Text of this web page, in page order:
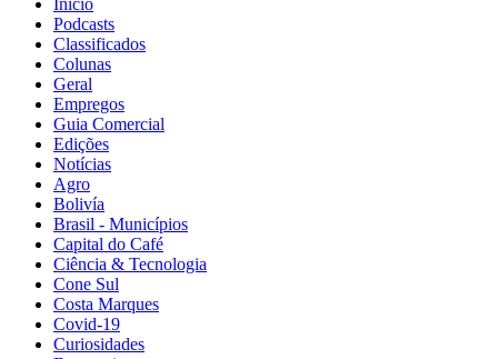
Início
Podcasts
Classificados
Colunas
Geral
Empregos
Guia Comercial
Edições
Notícias
Agro
Bolivía
Brasil - Municípios
Capital do Café
Ciência & Tecnologia
Cone Sul
Costa Marques
Covid-19
Curiosidades